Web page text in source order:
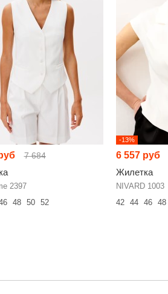
7 684
2397
48 50 52
-13%
6 557 руб
Жилетка
NIVARD 1003
42
44 46 48